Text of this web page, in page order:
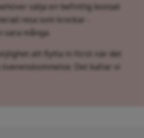
sälja en befintlig bostad
resa som krockar -
många.
att flytta in först när det
Det kallar vi